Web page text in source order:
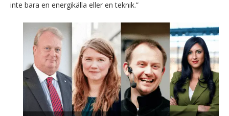
inte bara en energikälla eller en teknik.”